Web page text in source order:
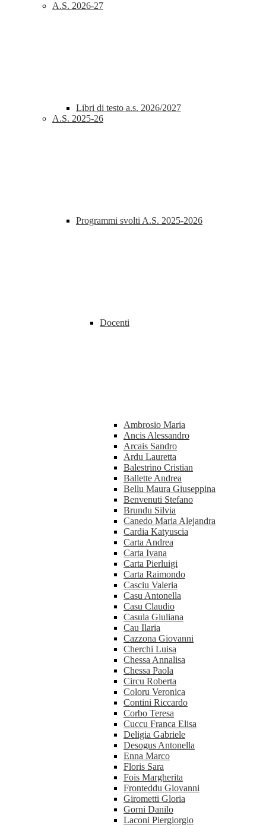
A.S. 2026-27
Libri di testo a.s. 2026/2027
A.S. 2025-26
Programmi svolti A.S. 2025-2026
Docenti
Ambrosio Maria
Ancis Alessandro
Arcais Sandro
Ardu Lauretta
Balestrino Cristian
Ballette Andrea
Bellu Maura Giuseppina
Benvenuti Stefano
Brundu Silvia
Canedo Maria Alejandra
Cardia Katyuscia
Carta Andrea
Carta Ivana
Carta Pierluigi
Carta Raimondo
Casciu Valeria
Casu Antonella
Casu Claudio
Casula Giuliana
Cau Ilaria
Cazzona Giovanni
Cherchi Luisa
Chessa Annalisa
Chessa Paola
Circu Roberta
Coloru Veronica
Contini Riccardo
Corbo Teresa
Cuccu Franca Elisa
Deligia Gabriele
Desogus Antonella
Enna Marco
Floris Sara
Fois Margherita
Fronteddu Giovanni
Girometti Gloria
Gorni Danilo
Laconi Piergiorgio